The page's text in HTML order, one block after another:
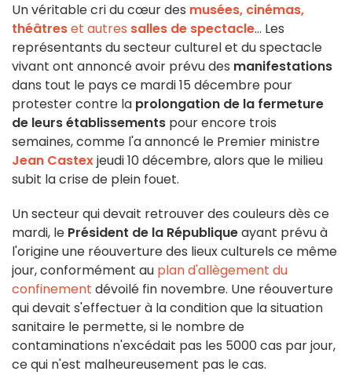
Un véritable cri du cœur des musées, cinémas,
théâtreset autres salles de spectacle… Les
représentants du secteur culturel et du spectacle
vivant ont annoncé avoir prévu des manifestations
dans tout le pays ce mardi 15 décembre pour
protester contre la prolongation de la fermeture
de leurs établissements pour encore trois
semaines, comme l'a annoncé le Premier ministre
Jean Castexjeudi 10 décembre, alors que le milieu
subit la crise de plein fouet.
Un secteur qui devait retrouver des couleurs dès ce
mardi, le Président de la Républiqueayant prévu à
l'origine une réouverture des lieux culturels ce même
jour, conformément au plan d'allègement du
confinement dévoilé fin novembre. Une réouverture
qui devait s'effectuer à la condition que la situation
sanitaire le permette, si le nombre de
contaminations n'excédait pas les 5000 cas par jour,
ce qui n'est malheureusement pas le cas.